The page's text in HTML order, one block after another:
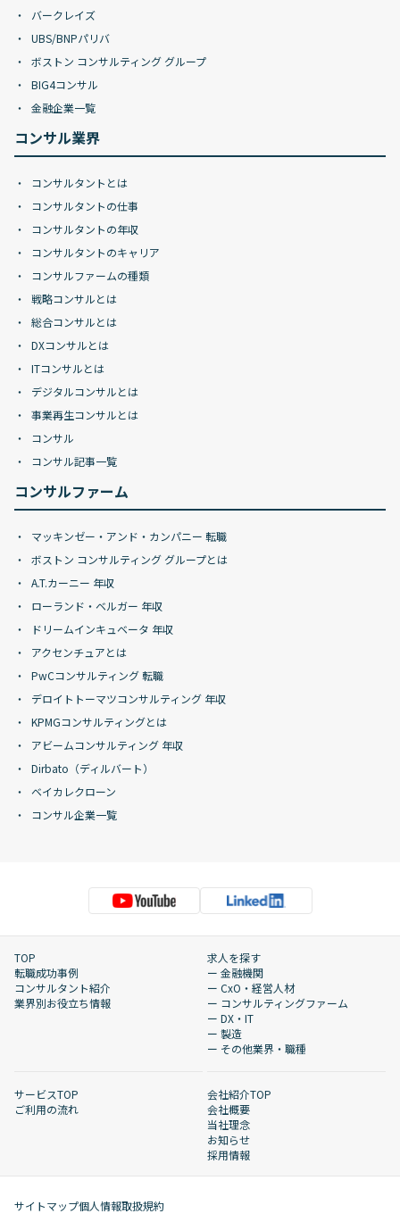
バークレイズ
UBS/BNPパリバ
ボストン コンサルティング グループ
BIG4コンサル
金融企業一覧
コンサル業界
コンサルタントとは
コンサルタントの仕事
コンサルタントの年収
コンサルタントのキャリア
コンサルファームの種類
戦略コンサルとは
総合コンサルとは
DXコンサルとは
ITコンサルとは
デジタルコンサルとは
事業再生コンサルとは
コンサル
コンサル記事一覧
コンサルファーム
マッキンゼー・アンド・カンパニー 転職
ボストン コンサルティング グループとは
A.T.カーニー 年収
ローランド・ベルガー 年収
ドリームインキュベータ 年収
アクセンチュアとは
PwCコンサルティング 転職
デロイトトーマツコンサルティング 年収
KPMGコンサルティングとは
アビームコンサルティング 年収
Dirbato（ディルバート）
ベイカレクローン
コンサル企業一覧
TOP
転職成功事例
コンサルタント紹介
業界別お役立ち情報
求人を探す
ー 金融機関
ー CxO・経営人材
ー コンサルティングファーム
ー DX・IT
ー 製造
ー その他業界・職種
サービスTOP
ご利用の流れ
会社紹介TOP
会社概要
当社理念
お知らせ
採用情報
サイトマップ個人情報取扱規約